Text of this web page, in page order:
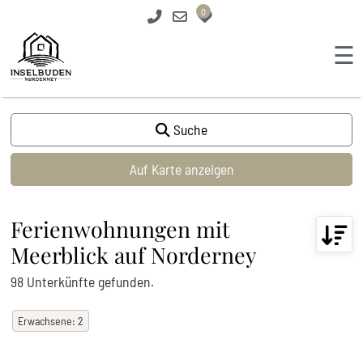
0
☰
Suche
Auf Karte anzeigen
Ferienwohnungen mit
Meerblick auf Norderney
98 Unterkünftegefunden.
Erwachsene: 2
−